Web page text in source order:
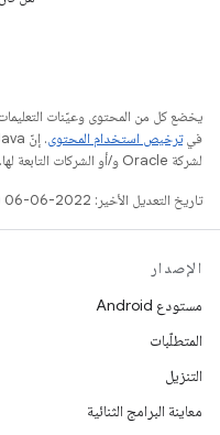
يخضع كل من المحتوى وعيّنات
فيترخيص استخدام المحتوى
لشركة Oracle و/أو الشركات التابعة لها.
تاريخ التعديل الأخير: 2022-06-06 (حسب التوقيت العالمي المتفَّق عليه)
الإصدار
مستودع Android
المتطلّبات
التنزيل
معاينة البرامج الثنائية